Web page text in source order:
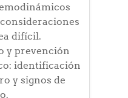
difícil.
y prevención
identificación
y signos de